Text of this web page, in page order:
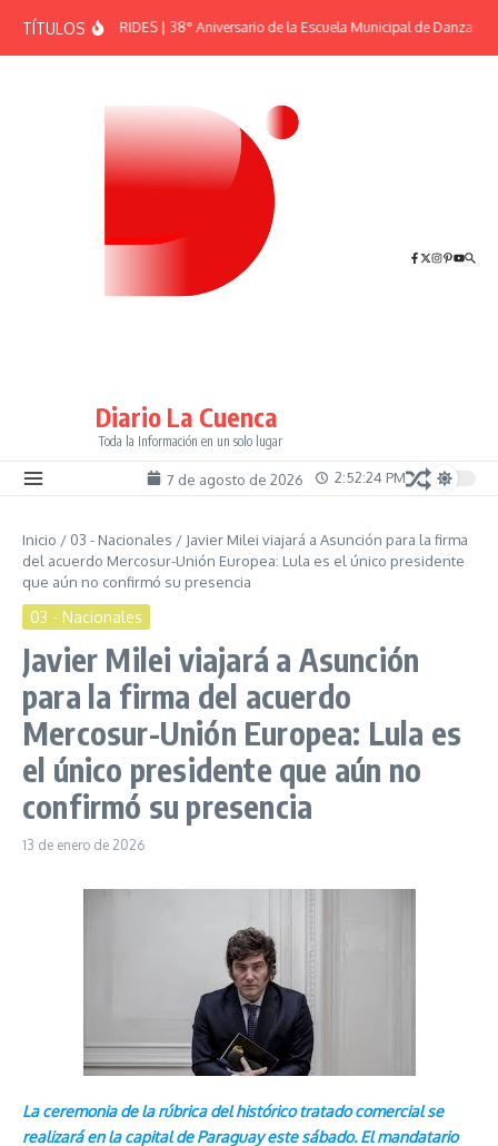
TÍTULOSEFEMÉRIDES | 38° Aniversario de la Escuela Municipal de Danzas “El
Diario La Cuenca
Toda la Información en un solo lugar
7 de agosto de 2026 2:52:25 PM
Inicio / 03 - Nacionales / Javier Milei viajará a Asunción para la firma
del acuerdo Mercosur-Unión Europea: Lula es el único presidente
que aún no confirmó su presencia
03 - Nacionales
Javier Milei viajará a Asunción
para la firma del acuerdo
Mercosur-Unión Europea: Lula es
el único presidente que aún no
confirmó su presencia
13 de enero de 2026
La ceremonia de la rúbrica del histórico tratado comercial se
realizará en la capital de Paraguay este sábado. El mandatario